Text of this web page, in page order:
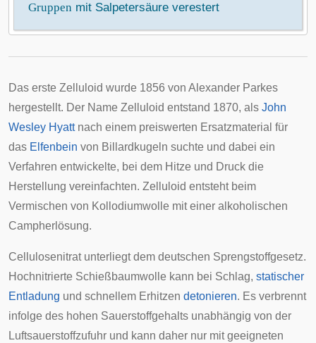
Gruppen mit Salpetersäure verestert
Das erste Zelluloid wurde 1856 von Alexander Parkes
hergestellt. Der Name Zelluloid entstand 1870, als John
Wesley Hyattnach einem preiswerten Ersatzmaterial für
das Elfenbein von Billardkugeln suchte und dabei ein
Verfahren entwickelte, bei dem Hitze und Druck die
Herstellung vereinfachten. Zelluloid entsteht beim
Vermischen von Kollodiumwolle mit einer alkoholischen
Campherlösung.
Cellulosenitrat unterliegt dem deutschen Sprengstoffgesetz.
Hochnitrierte Schießbaumwolle kann bei Schlag, statischer
Entladung und schnellem Erhitzen detonieren. Es verbrennt
infolge des hohen Sauerstoffgehalts unabhängig von der
Luftsauerstoffzufuhr und kann daher nur mit geeigneten